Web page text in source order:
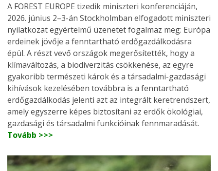
A FOREST EUROPE tizedik miniszteri konferenciáján,
2026. június 2–3-án Stockholmban elfogadott miniszteri
nyilatkozat egyértelmű üzenetet fogalmaz meg: Európa
erdeinek jövője a fenntartható erdőgazdálkodásra
épül. A részt vevő országok megerősítették, hogy a
klímaváltozás, a biodiverzitás csökkenése, az egyre
gyakoribb természeti károk és a társadalmi-gazdasági
kihívások kezelésében továbbra is a fenntartható
erdőgazdálkodás jelenti azt az integrált keretrendszert,
amely egyszerre képes biztosítani az erdők ökológiai,
gazdasági és társadalmi funkcióinak fennmaradását.
Tovább >>>